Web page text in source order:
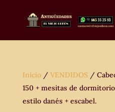
Inicio/ VENDIDOS/
150 + mesitas de
estilo danés + escabel.